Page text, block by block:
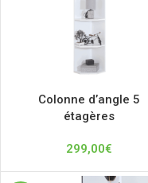
Colonne d’angle 5
étagères
299,00€